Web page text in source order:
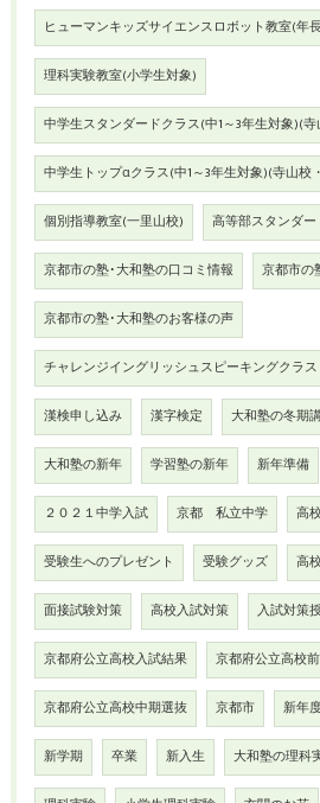
ヒューマンキッズサイエンスロボット教室(年
理科実験教室(小学生対象)
中学生スタンダードクラス(中1～3年生対象)(
中学生トップαクラス(中1～3年生対象)(寺山校
個別指導教室(一里山校) 高等部スタンダ
京都市の塾･大和塾の口コミ情報 京都市の
京都市の塾･大和塾のお客様の声
チャレンジイングリッシュスピーキングクラス
漢検申し込み 漢字検定 大和塾の冬期
大和塾の新年 学習塾の新年 新年準備
２０２１中学入試 京都 私立中学 高
受験生へのプレゼント 受験グッズ 高
面接試験対策 高校入試対策 入試対策
京都府公立高校入試結果 京都府公立高校
京都府公立高校中期選抜 京都市 新年
新学期 卒業 新入生 大和塾の理科